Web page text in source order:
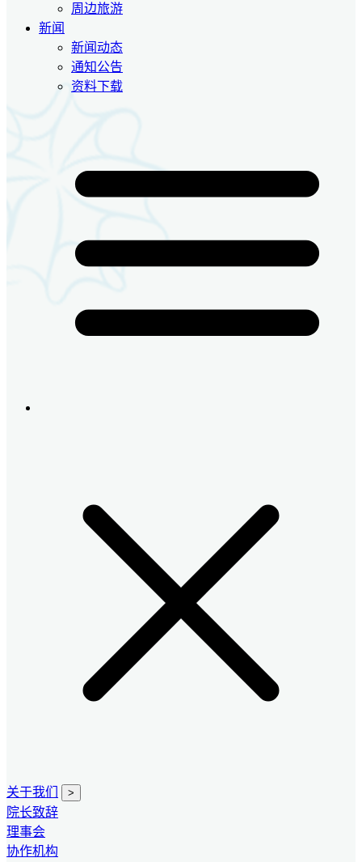
周边旅游
新闻
新闻动态
通知公告
资料下载
关于我们 >
院长致辞
理事会
协作机构